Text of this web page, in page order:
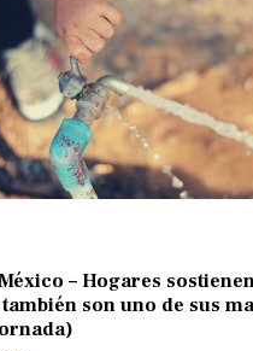
– Hogares
son uno de sus